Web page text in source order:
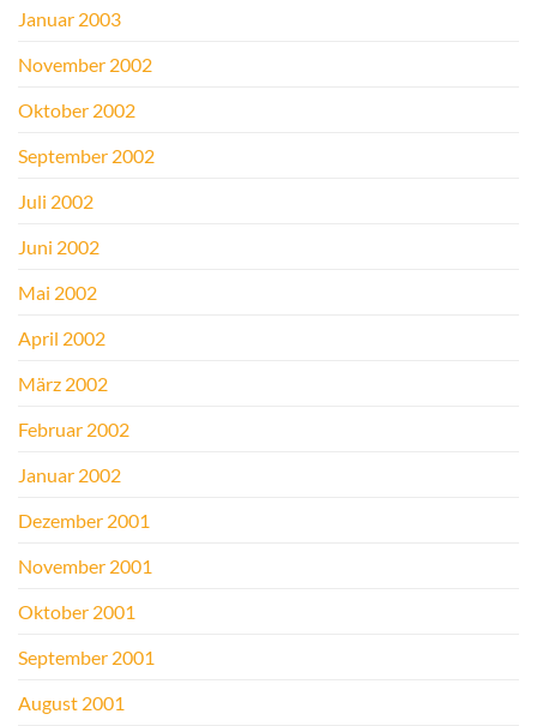
Januar 2003
November 2002
Oktober 2002
September 2002
Juli 2002
Juni 2002
Mai 2002
April 2002
März 2002
Februar 2002
Januar 2002
Dezember 2001
November 2001
Oktober 2001
September 2001
August 2001